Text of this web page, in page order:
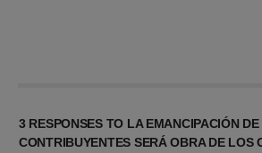
3 RESPONSES TO LA EMANCIPACIÓN
CONTRIBUYENTES SERÁ OBRA DE LOS